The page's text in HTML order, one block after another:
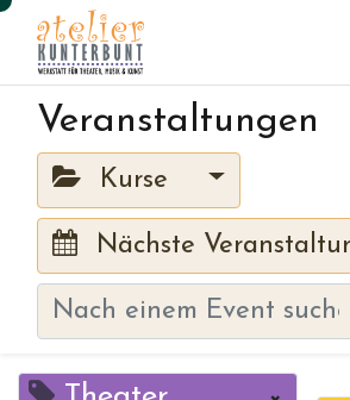
Veranstaltungen
Kurse
Nächste